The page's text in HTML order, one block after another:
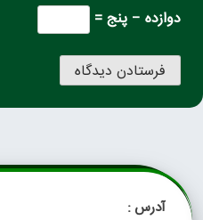
دوازده − پنج =
آدرس :